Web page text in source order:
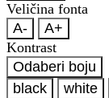
Veličina fonta
A-
A+
Kontrast
Odaberi boju
black
white